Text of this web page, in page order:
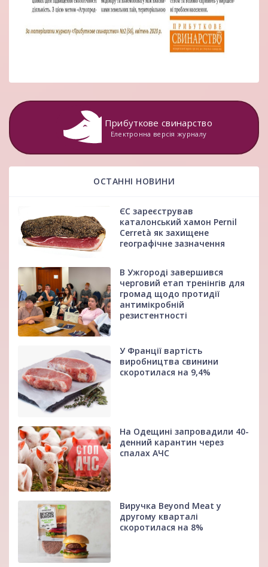
Прибуткове свинарство
Електронна версія журналу
ОСТАННІ НОВИНИ
ЄС зареєстрував
каталонський хамон Pernil
Cerretà як захищене
географічне зазначення
В Ужгороді завершився
черговий етап тренінгів для
громад щодо протидії
антимікробній
резистентності
У Франції вартість
виробництва свинини
скоротилася на 9,4%
На Одещині запровадили 40-
денний карантин через
спалах АЧС
Виручка Beyond Meat у
другому кварталі
скоротилася на 8%